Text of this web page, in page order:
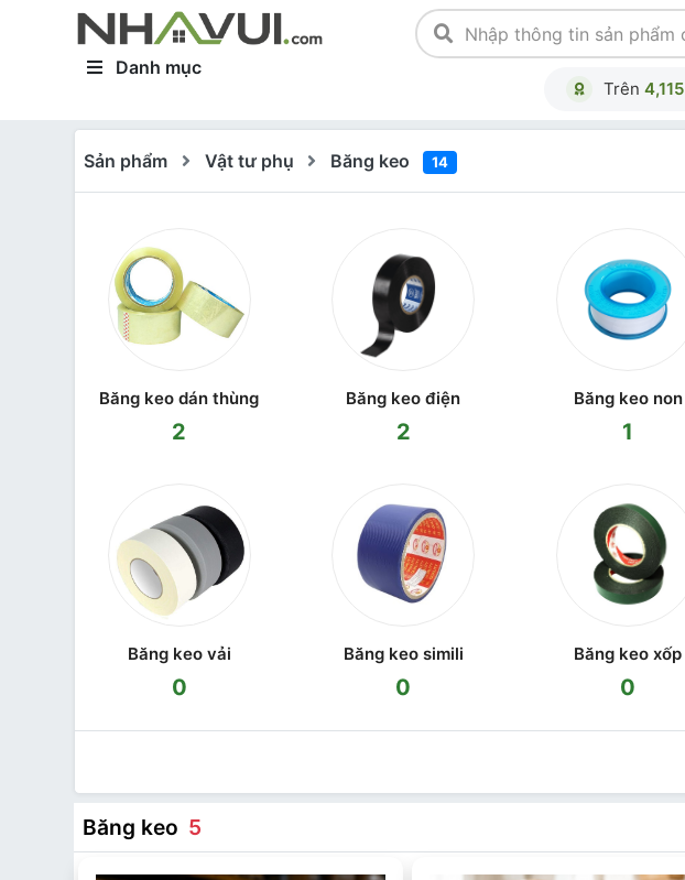
Danh mục
Trên 4,115
Sản phẩm Vật tư phụ Băng keo 14
Băng keo dán thùng
2
Băng keo điện
2
Băng keo non
1
Băng keo vải
0
Băng keo simili
0
Băng keo xốp
0
Băng keo 5